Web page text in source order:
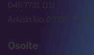
Arkisin klo 09:00 -15:00
045 7731 1111
Osoite